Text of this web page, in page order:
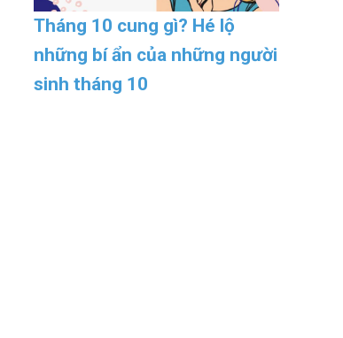
Tháng 10 cung gì? Hé lộ
những bí ẩn của những người
sinh tháng 10